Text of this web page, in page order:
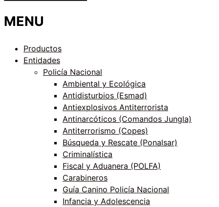
MENU
Productos
Entidades
Policía Nacional
Ambiental y Ecológica
Antidisturbios (Esmad)
Antiexplosivos Antiterrorista
Antinarcóticos (Comandos Jungla)
Antiterrorismo (Copes)
Búsqueda y Rescate (Ponalsar)
Criminalística
Fiscal y Aduanera (POLFA)
Carabineros
Guía Canino Policía Nacional
Infancia y Adolescencia